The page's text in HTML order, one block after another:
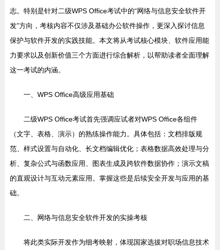
志。特别是针对二级WPS Office考试中的“网络与信息安全软件开
发”方向，考核内容不仅涉及基础办公软件操作，更深入探讨信息
保护与软件开发的实践技能。本文将从考试核心模块、软件应用能
力要求以及创新价值三个方面进行综合解析，以帮助读者全面理解
这一考试的内涵。
一、WPS Office高级应用基础
二级WPS Office考试首先强调应试者对WPS Office各组件
（文字、表格、演示）的熟练操作能力。具体包括：文档排版规
范、样式设置与自动化、长文档编辑优化；表格数据高效处理与分
析、复杂公式与函数应用、图表生成及跨软件数据协作；演示文稿
的直观设计与互动元素应用。掌握这些是后续安全开发与应用的基
础。
二、网络与信息安全软件开发的实操考核
将此类实际开发作为细考映射，体现国家选拔对职场信息技术